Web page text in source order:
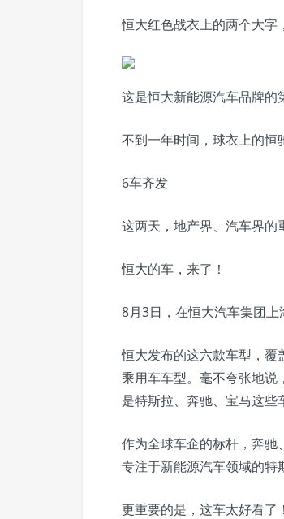
恒大红色战衣上的两个大字
这是恒大新能源汽车品牌的
不到一年时间，球衣上的恒
6车齐发
这两天，地产界、汽车界的
恒大的车，来了！
8月3日，在恒大汽车集团上
恒大发布的这六款车型，覆
乘用车车型。毫不夸张地
是特斯拉、奔驰、宝马这些
作为全球车企的标杆，奔驰
专注于新能源汽车领域的特
更重要的是，这车太好看了